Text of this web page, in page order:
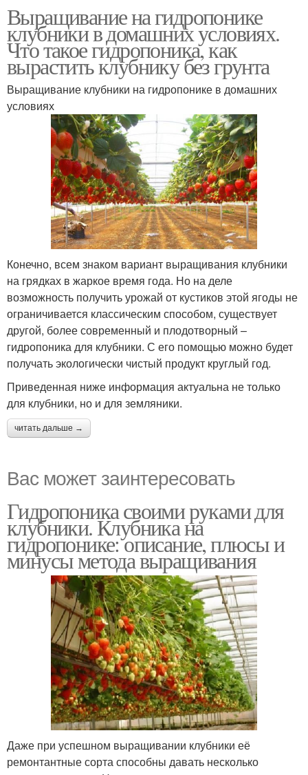
Выращивание на гидропонике
клубники в домашних условиях.
Что такое гидропоника, как
вырастить клубнику без грунта
Выращивание клубники на гидропонике в домашних
условиях
Конечно, всем знаком вариант выращивания клубники
на грядках в жаркое время года. Но на деле
возможность получить урожай от кустиков этой ягоды не
ограничивается классическим способом, существует
другой, более современный и плодотворный –
гидропоника для клубники. С его помощью можно будет
получать экологически чистый продукт круглый год.
Приведенная ниже информация актуальна не только
для клубники, но и для земляники.
читать дальше →
Вас может заинтересовать
Гидропоника своими руками для
клубники. Клубника на
гидропонике: описание, плюсы и
минусы метода выращивания
Даже при успешном выращивании клубники её
ремонтантные сорта способны давать несколько